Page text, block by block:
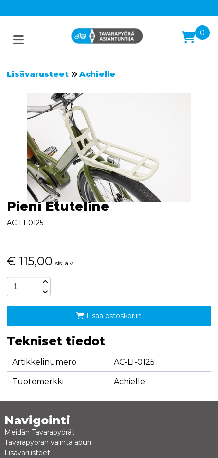
0
Lisävarusteet Achielle
Pieni Etuteline
AC-LI-0125
€ 115,00 sis. alv
Lisää ostoskoriin
Tekniset tiedot
Artikkelinumero AC-LI-0125
Tuotemerkki Achielle
Navigointi
Meidän Tavarapyörät
Tavarapyörän valinta apuri
Lisävarusteet